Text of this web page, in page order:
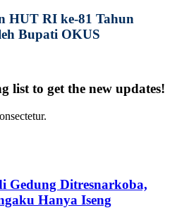
HUT RI ke-81 Tahun
Bupati OKUS
list to get the new updates!
Gedung Ditresnarkoba,
Hanya Iseng